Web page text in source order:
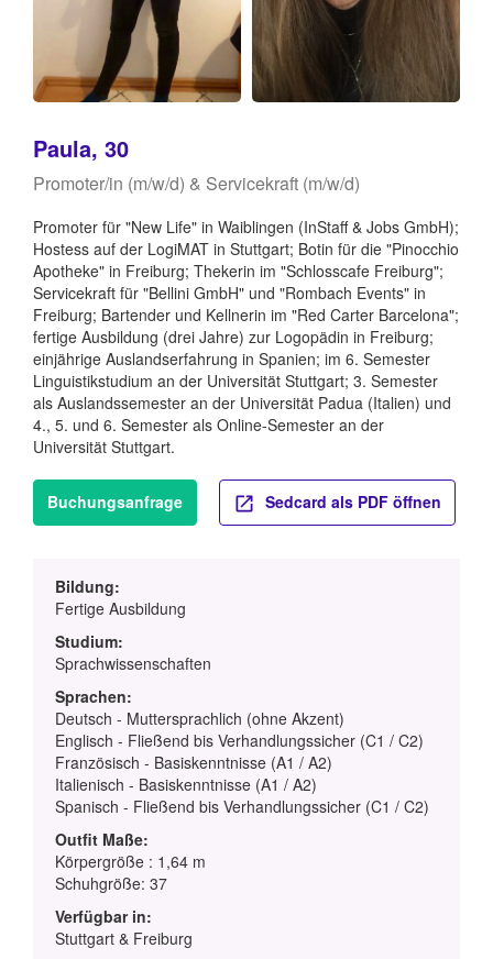
Paula, 30
Promoter/in (m/w/d) & Servicekraft (m/w/d)
Promoter für "New Life" in Waiblingen (InStaff & Jobs GmbH);
Hostess auf der LogiMAT in Stuttgart; Botin für die "Pinocchio
Apotheke" in Freiburg; Thekerin im "Schlosscafe Freiburg";
Servicekraft für "Bellini GmbH" und "Rombach Events" in
Freiburg; Bartender und Kellnerin im "Red Carter Barcelona";
fertige Ausbildung (drei Jahre) zur Logopädin in Freiburg;
einjährige Auslandserfahrung in Spanien; im 6. Semester
Linguistikstudium an der Universität Stuttgart; 3. Semester
als Auslandssemester an der Universität Padua (Italien) und
4., 5. und 6. Semester als Online-Semester an der
Universität Stuttgart.
Buchungsanfrage Sedcard als PDF öffnen
Bildung:
Fertige Ausbildung
Studium:
Sprachwissenschaften
Sprachen:
Deutsch - Muttersprachlich (ohne Akzent)
Englisch - Fließend bis Verhandlungssicher (C1 / C2)
Französisch - Basiskenntnisse (A1 / A2)
Italienisch - Basiskenntnisse (A1 / A2)
Spanisch - Fließend bis Verhandlungssicher (C1 / C2)
Outfit Maße:
Körpergröße : 1,64 m
Schuhgröße: 37
Verfügbar in:
Stuttgart & Freiburg